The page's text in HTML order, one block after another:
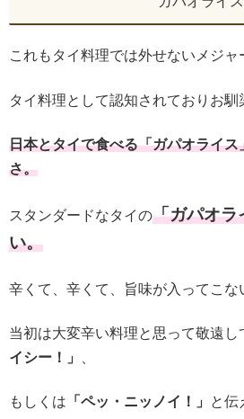
これもタイ料理では外せないメジャ
タイ料理として認知されておりお馴
日本とタイで食べる「ガパオライス
さ。
スタンダードなタイの「ガパオラ
い。
辛くて、辛くて、旨味が入ってこな
当初は大変辛い料理と思って敬遠し
イシー！」
もしくは 「ペッ・ニッノイ！」 と伝